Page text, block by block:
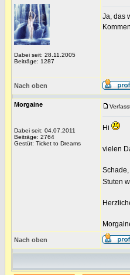
Dabei seit: 28.11.2005
Beiträge: 1287
Ja, das
Nach oben
Morgaine
Dabei seit: 04.07.2011
Beiträge: 2764
Gestüt: Ticket to Dreams
Hi
vielen
Stuten
Nach oben